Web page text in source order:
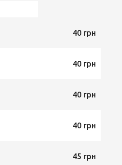
40 грн
40 грн
40 грн
40 грн
45 грн